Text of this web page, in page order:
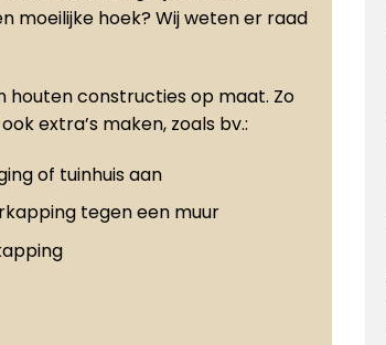
moeilijke hoek? Wij weten er raad
houten constructies op maat. Zo
extra’s maken, zoals bv.:
of tuinhuis aan
tegen een muur